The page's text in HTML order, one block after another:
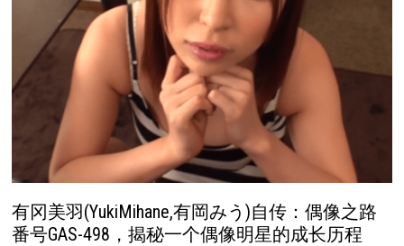
有冈美羽(YukiMihane,有岡みう)自传：偶像之路
番号GAS-498，揭秘一个偶像明星的成长历程